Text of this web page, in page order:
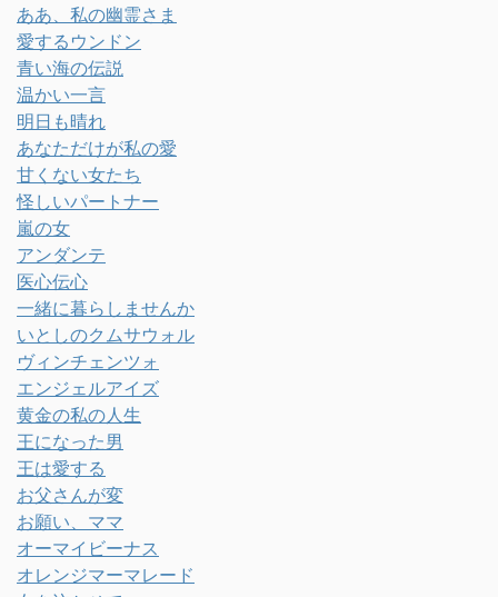
ああ、私の幽霊さま
愛するウンドン
青い海の伝説
温かい一言
明日も晴れ
あなただけが私の愛
甘くない女たち
怪しいパートナー
嵐の女
アンダンテ
医心伝心
一緒に暮らしませんか
いとしのクムサウォル
ヴィンチェンツォ
エンジェルアイズ
黄金の私の人生
王になった男
王は愛する
お父さんが変
お願い、ママ
オーマイビーナス
オレンジマーマレード